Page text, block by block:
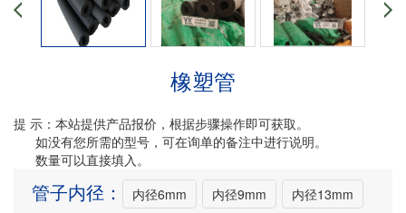
橡塑管
提 示：本站提供产品报价，根据步骤操作即可获取。
如没有您所需的型号，可在询单的备注中进行说明。
数量可以直接填入。
管子内径： 内径6mm 内径9mm 内径13mm